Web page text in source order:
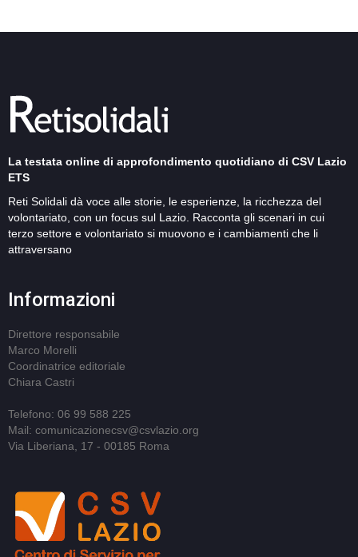
La testata online di approfondimento quotidiano di CSV Lazio
ETS
Reti Solidali dà voce alle storie, le esperienze, la ricchezza del
volontariato, con un focus sul Lazio. Racconta gli scenari in cui
terzo settore e volontariato si muovono e i cambiamenti che li
attraversano
Informazioni
Direttore responsabile
Marco Morelli
Coordinatrice editoriale
Chiara Castri
Telefono: 06 99 588 225
Mail: comunicazionecsv@csvlazio.org
Via Liberiana, 17 - 00185 Roma